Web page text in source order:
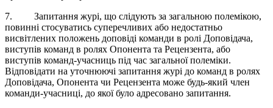
7. Запитання журі, що слідують за загальною полемікою,
повинні стосуватись суперечливих або недостатньо
висвітлених положень доповіді команди в ролі Доповідача,
виступів команд в ролях Опонента та Рецензента, або
виступів команд-учасниць під час загальної полеміки.
Відповідати на уточнюючі запитання журі до команд в ролях
Доповідача, Опонента чи Рецензента може будь-який член
команди-учасниці, до якої було адресовано запитання.